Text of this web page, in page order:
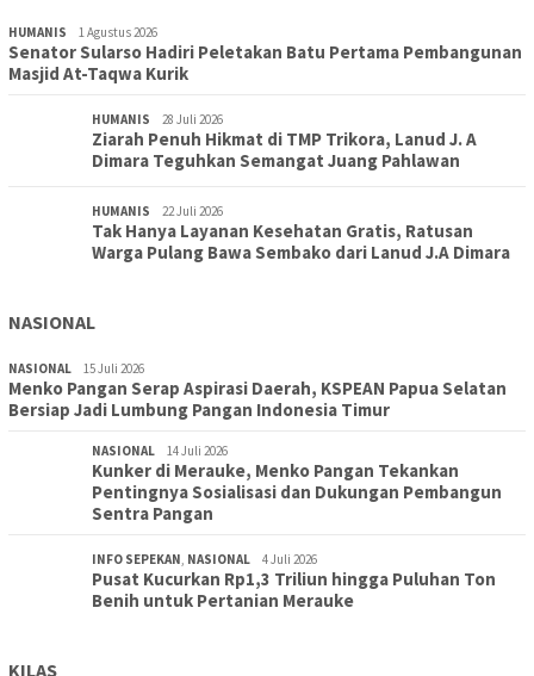
HUMANIS 1 Agustus 2026
Senator Sularso Hadiri Peletakan Batu Pertama Pembangunan
Masjid At-Taqwa Kurik
HUMANIS 28 Juli 2026
Ziarah Penuh Hikmat di TMP Trikora, Lanud J. A
Dimara Teguhkan Semangat Juang Pahlawan
HUMANIS 22 Juli 2026
Tak Hanya Layanan Kesehatan Gratis, Ratusan
Warga Pulang Bawa Sembako dari Lanud J.A Dimara
NASIONAL
NASIONAL 15 Juli 2026
Menko Pangan Serap Aspirasi Daerah, KSPEAN Papua Selatan
Bersiap Jadi Lumbung Pangan Indonesia Timur
NASIONAL 14 Juli 2026
Kunker di Merauke, Menko Pangan Tekankan
Pentingnya Sosialisasi dan Dukungan Pembangun
Sentra Pangan
INFO SEPEKAN, NASIONAL 4 Juli 2026
Pusat Kucurkan Rp1,3 Triliun hingga Puluhan Ton
Benih untuk Pertanian Merauke
KILAS